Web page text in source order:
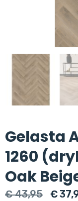
Gelasta
1260
Oak
€43,95 €